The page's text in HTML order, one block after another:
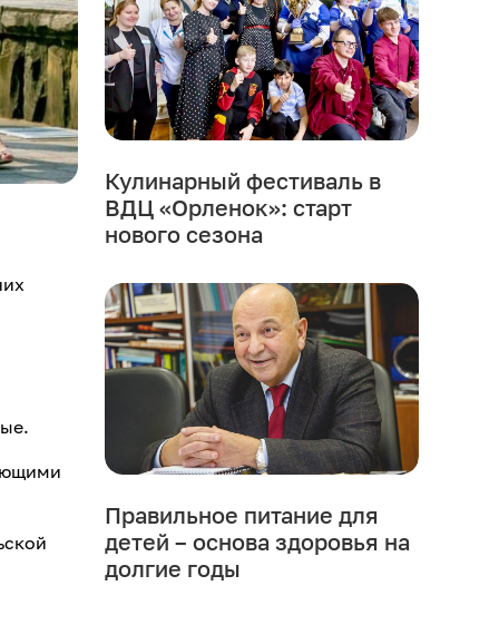
Кулинарный фестиваль в
ВДЦ «Орленок»: старт
нового сезона
Правильное питание для
детей – основа здоровья на
долгие годы